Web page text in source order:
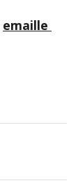
emaille